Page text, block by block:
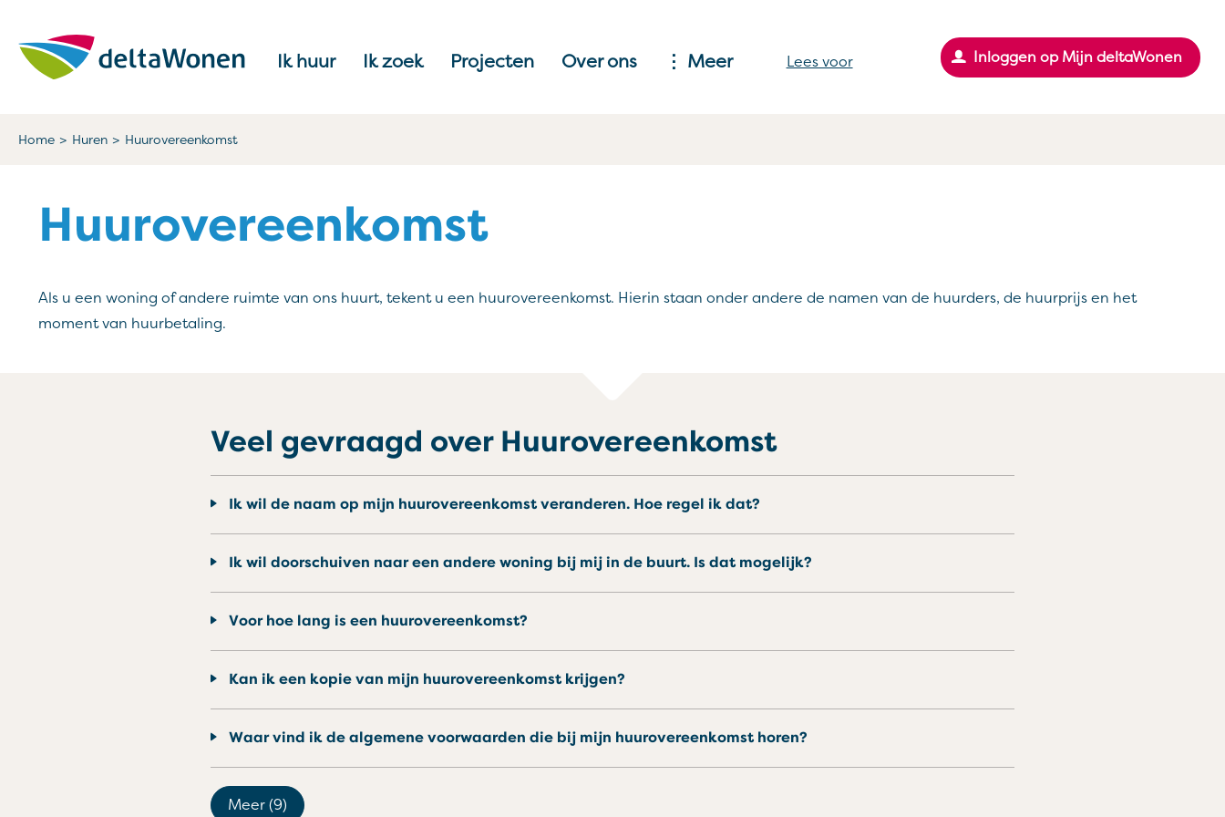
Naar hoofdinhoud
Naar hoofdnavigatiemenu
Naar zoeken
Naar de homepage
Ik huur Ik zoek Projecten Over ons Meer Inloggen op Mijn deltaWonen
Lees voor
Home Huren Huurovereenkomst
Huurovereenkomst
Als u een woning of andere ruimte van ons huurt, tekent u een huurovereenkomst. Hierin staan onder andere de namen van de huurders, de huurprijs en het
moment van huurbetaling.
Veel gevraagd over Huurovereenkomst
Ik wil de naam op mijn huurovereenkomst veranderen. Hoe regel ik dat?
Ik wil doorschuiven naar een andere woning bij mij in de buurt. Is dat mogelijk?
Voor hoe lang is een huurovereenkomst?
Kan ik een kopie van mijn huurovereenkomst krijgen?
Waar vind ik de algemene voorwaarden die bij mijn huurovereenkomst horen?
Meer (9)